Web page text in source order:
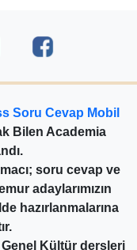
Soru Cevap Mobil
Bilen Academia
soru cevap ve
adaylarımızın
hazırlanmalarına
Kültür dersleri